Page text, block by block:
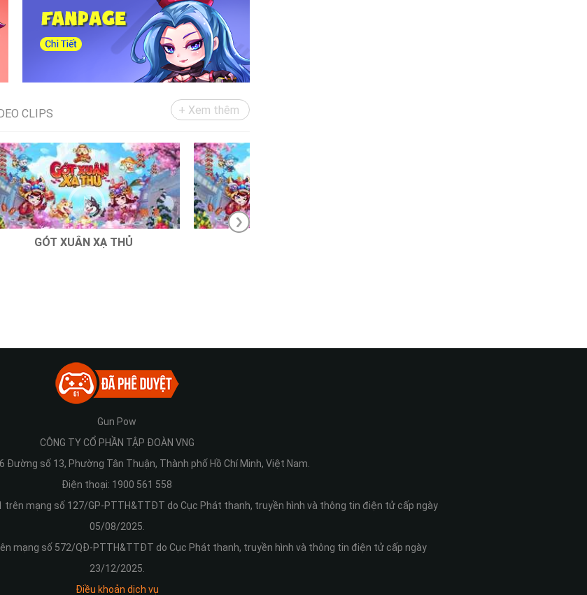
CLIPS
GÓT XUÂN XẠ THỦ
+ Xem thêm
Gun Pow
CÔNG TY CỔ PHẦN TẬP ĐOÀN VNG
Đường số 13, Phường Tân Thuận, Thành phố Hồ Chí Minh, Việt Nam.
Điện thoại: 1900 561 558
trên mạng số 127/GP-PTTH&TTĐT do Cục Phát thanh, truyền hình và thông tin điện tử cấp ngày
05/08/2025.
mạng số 572/QĐ-PTTH&TTĐT do Cục Phát thanh, truyền hình và thông tin điện tử cấp ngày
23/12/2025.
Điều khoản dịch vụ